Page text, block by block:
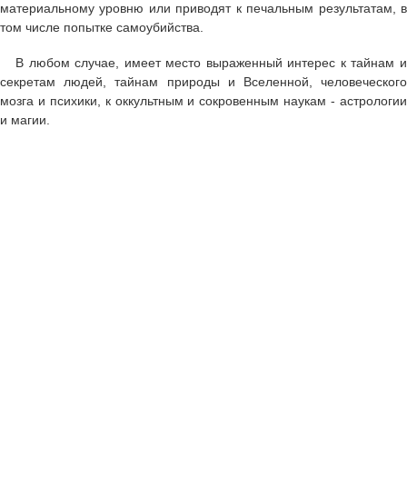
материальному уровню или приводят к печальным результатам, в
том числе попытке самоубийства.
В любом случае, имеет место выраженный интерес к тайнам и
секретам людей, тайнам природы и Вселенной, человеческого
мозга и психики, к оккультным и сокровенным наукам - астрологии
и магии.